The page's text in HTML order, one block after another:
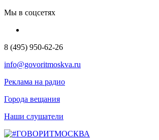
Мы в соцсетях
8 (495) 950-62-26
info@govoritmoskva.ru
Реклама на радио
Города вещания
Наши слушатели